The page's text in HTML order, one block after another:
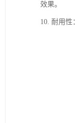
效果。
10. 耐用性